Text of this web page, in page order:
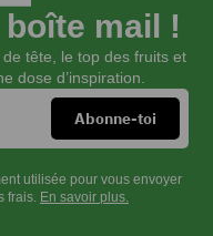
mail !
tête, le top des fruits et
dose d’inspiration.
utilisée pour vous envoyer
frais. En savoir plus.